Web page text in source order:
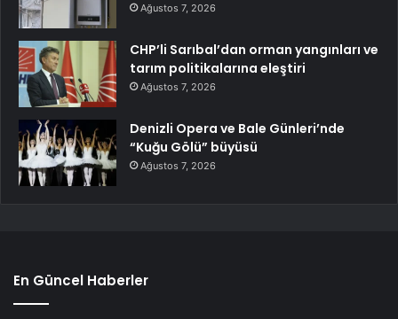
Ağustos 7, 2026
CHP’li Sarıbal’dan orman yangınları ve
tarım politikalarına eleştiri
Ağustos 7, 2026
Denizli Opera ve Bale Günleri’nde
“Kuğu Gölü” büyüsü
Ağustos 7, 2026
En Güncel Haberler